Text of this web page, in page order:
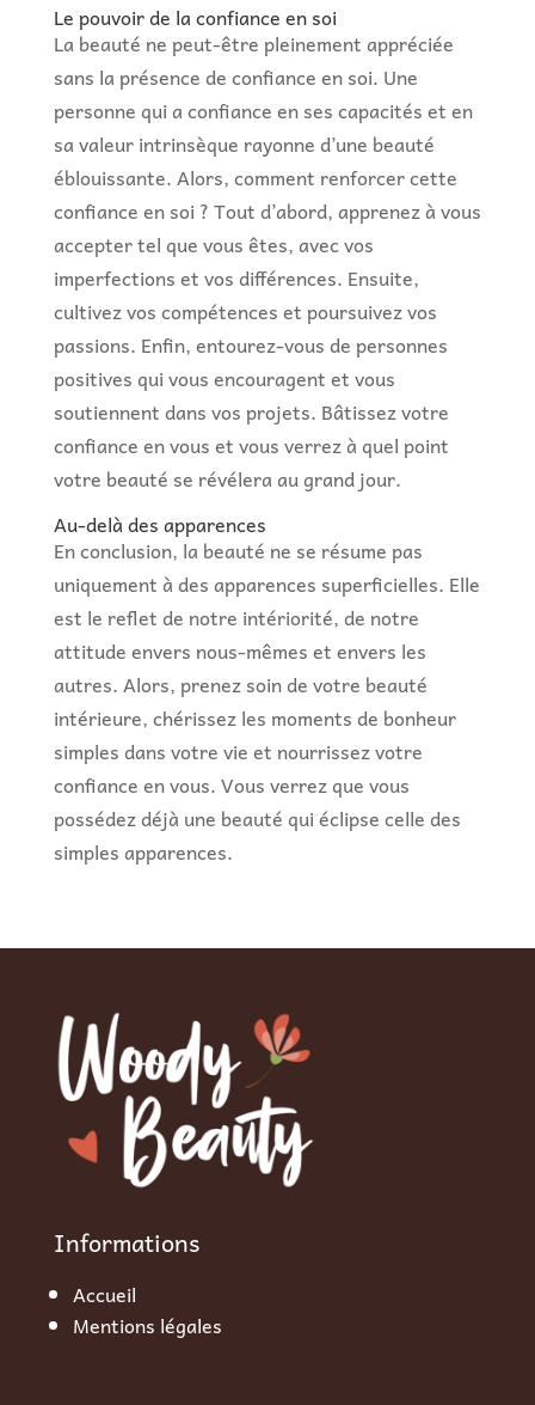
Le pouvoir de la confiance en soi
La beauté ne peut-être pleinement appréciée
sans la présence de confiance en soi. Une
personne qui a confiance en ses capacités et en
sa valeur intrinsèque rayonne d’une beauté
éblouissante. Alors, comment renforcer cette
confiance en soi ? Tout d’abord, apprenez à vous
accepter tel que vous êtes, avec vos
imperfections et vos différences. Ensuite,
cultivez vos compétences et poursuivez vos
passions. Enfin, entourez-vous de personnes
positives qui vous encouragent et vous
soutiennent dans vos projets. Bâtissez votre
confiance en vous et vous verrez à quel point
votre beauté se révélera au grand jour.
Au-delà des apparences
En conclusion, la beauté ne se résume pas
uniquement à des apparences superficielles. Elle
est le reflet de notre intériorité, de notre
attitude envers nous-mêmes et envers les
autres. Alors, prenez soin de votre beauté
intérieure, chérissez les moments de bonheur
simples dans votre vie et nourrissez votre
confiance en vous. Vous verrez que vous
possédez déjà une beauté qui éclipse celle des
simples apparences.
Informations
Accueil
Mentions légales